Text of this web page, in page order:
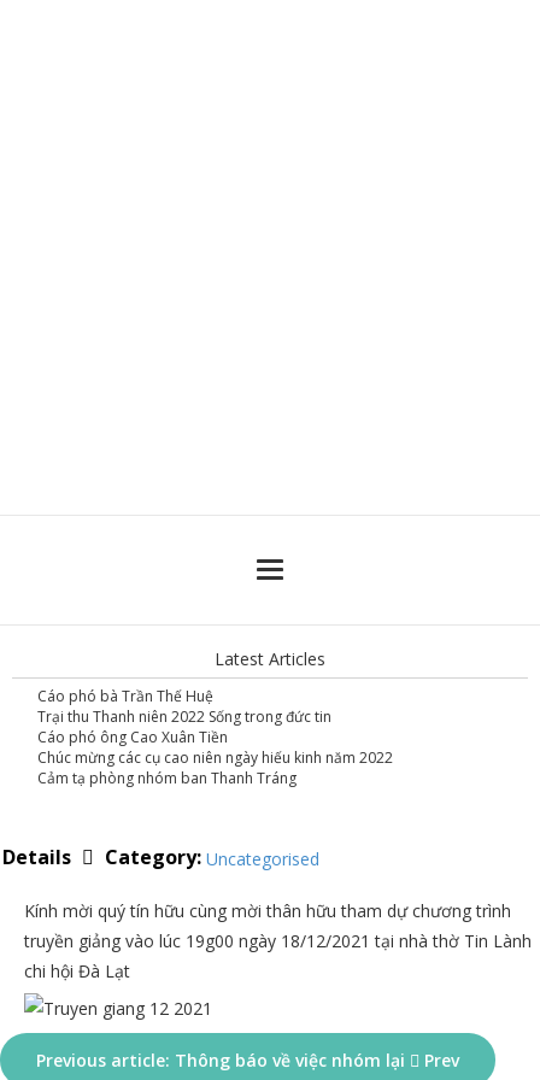
Latest Articles
Cáo phó bà Trần Thế Huệ
Trại thu Thanh niên 2022 Sống trong đức tin
Cáo phó ông Cao Xuân Tiền
Chúc mừng các cụ cao niên ngày hiếu kinh năm 2022
Cảm tạ phòng nhóm ban Thanh Tráng
Details Category: Uncategorised
Kính mời quý tín hữu cùng mời thân hữu tham dự chương trình
truyền giảng vào lúc 19g00 ngày 18/12/2021 tại nhà thờ Tin Lành
chi hội Đà Lạt
Previous article: Thông báo về việc nhóm lại Prev